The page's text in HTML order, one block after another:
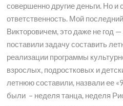
совершенно другие деньги. Но и
ответственность. Мой
Викторовичем, это даже не год
поставили задачу составить
реализации программы
взрослых, подростковых и
летнюю составили, назвали ее
были – неделя танца, неделя